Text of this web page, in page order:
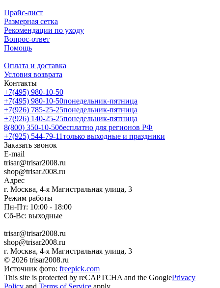
Прайс-лист
Размерная сетка
Рекомендации по уходу
Вопрос-ответ
Помощь
Оплата и доставка
Условия возврата
Контакты
+7(495) 980-10-50
+7(495) 980-10-50понедельник-пятница
+7(926) 785-25-25понедельник-пятница
+7(926) 140-25-25понедельник-пятница
8(800) 350-10-50бесплатно для регионов РФ
+7(925) 544-79-11только выходные и праздники
Заказать звонок
E-mail
trisar@trisar2008.ru
shop@trisar2008.ru
Адрес
г. Москва, 4-я Магистральная улица, 3
Режим работы
Пн-Пт: 10:00 - 18:00
Сб-Вс: выходные
trisar@trisar2008.ru
shop@trisar2008.ru
г. Москва, 4-я Магистральная улица, 3
© 2026 trisar2008.ru
Источник фото: freepick.com
This site is protected by reCAPTCHA and the GooglePrivacy